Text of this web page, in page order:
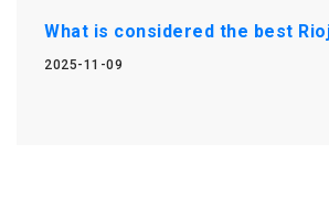
What is considered the best
2025-11-09